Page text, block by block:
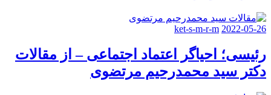
ket-s-m-r-m 2022-05-26
رئیسی؛ احیاگر اعتماد اجتماعی – از مقالات
دکتر سید محمدرحیم مرتضوی